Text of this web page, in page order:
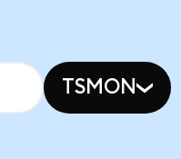
TSMON